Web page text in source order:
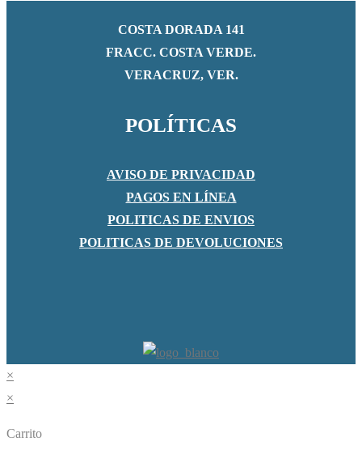
COSTA DORADA 141
FRACC. COSTA VERDE.
VERACRUZ, VER.
POLÍTICAS
AVISO DE PRIVACIDAD
PAGOS EN LÍNEA
POLITICAS DE ENVIOS
POLITICAS DE DEVOLUCIONES
×
×
Carrito